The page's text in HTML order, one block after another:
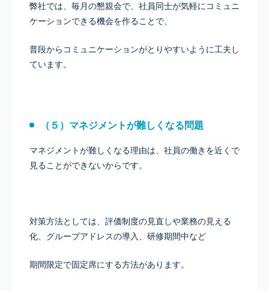
弊社では、毎月の懇親会で、社員同士が気軽にコミュニ
ケーションできる機会を作ることで、
普段からコミュニケーションがとりやすいように工夫し
ています。
（５）マネジメントが難しくなる問題
マネジメントが難しくなる理由は、社員の働きを近くで
見ることができないからです。
対策方法としては、評価制度の見直しや業務の見える
化、グループアドレスの導入、研修期間中など
期間限定で固定席にする方法があります。